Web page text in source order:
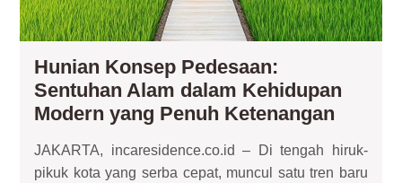
Hunian Konsep Pedesaan:
Sentuhan Alam dalam Kehidupan
Modern yang Penuh Ketenangan
JAKARTA, incaresidence.co.id – Di tengah hiruk-
pikuk kota yang serba cepat, muncul satu tren baru